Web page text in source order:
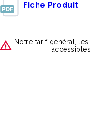
Fiche Produit
Notre tarif général,